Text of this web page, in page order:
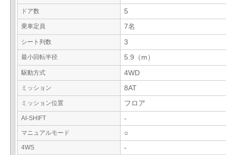
ドア数 5
乗車定員 7名
シート列数 3
最小回転半径 5.9（m）
駆動方式 4WD
ミッション 8AT
ミッション位置 フロア
AI-SHIFT -
マニュアルモード ○
4WS -